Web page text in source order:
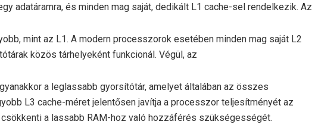
adatáramra, és minden mag saját, dedikált L1 cache-sel rendelkezik. Az
mint az L1. A modern processzorok esetében minden mag saját L2
közös tárhelyeként funkcionál. Végül, az
a leglassabb gyorsítótár, amelyet általában az összes
L3 cache-méret jelentősen javítja a processzor teljesítményét az
a lassabb RAM-hoz való hozzáférés szükségességét.